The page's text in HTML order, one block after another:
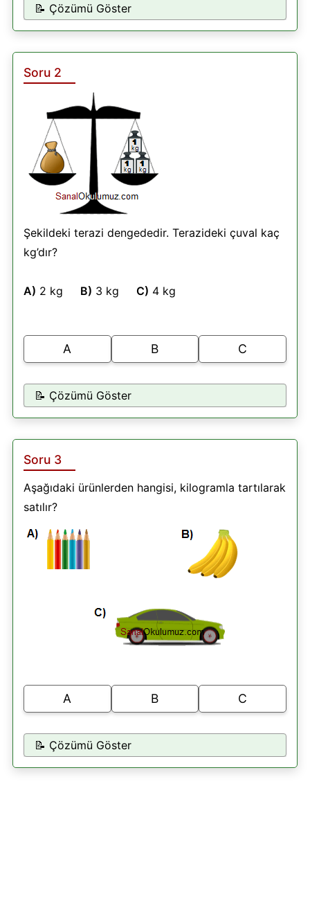
📝 Çözümü Göster
Soru 2
Şekildeki terazi dengededir. Terazideki çuval kaç
kg’dır?
A) 2 kg B) 3 kg C) 4 kg
A B C
📝 Çözümü Göster
Soru 3
Aşağıdaki ürünlerden hangisi, kilogramla tartılarak
satılır?
A B C
📝 Çözümü Göster